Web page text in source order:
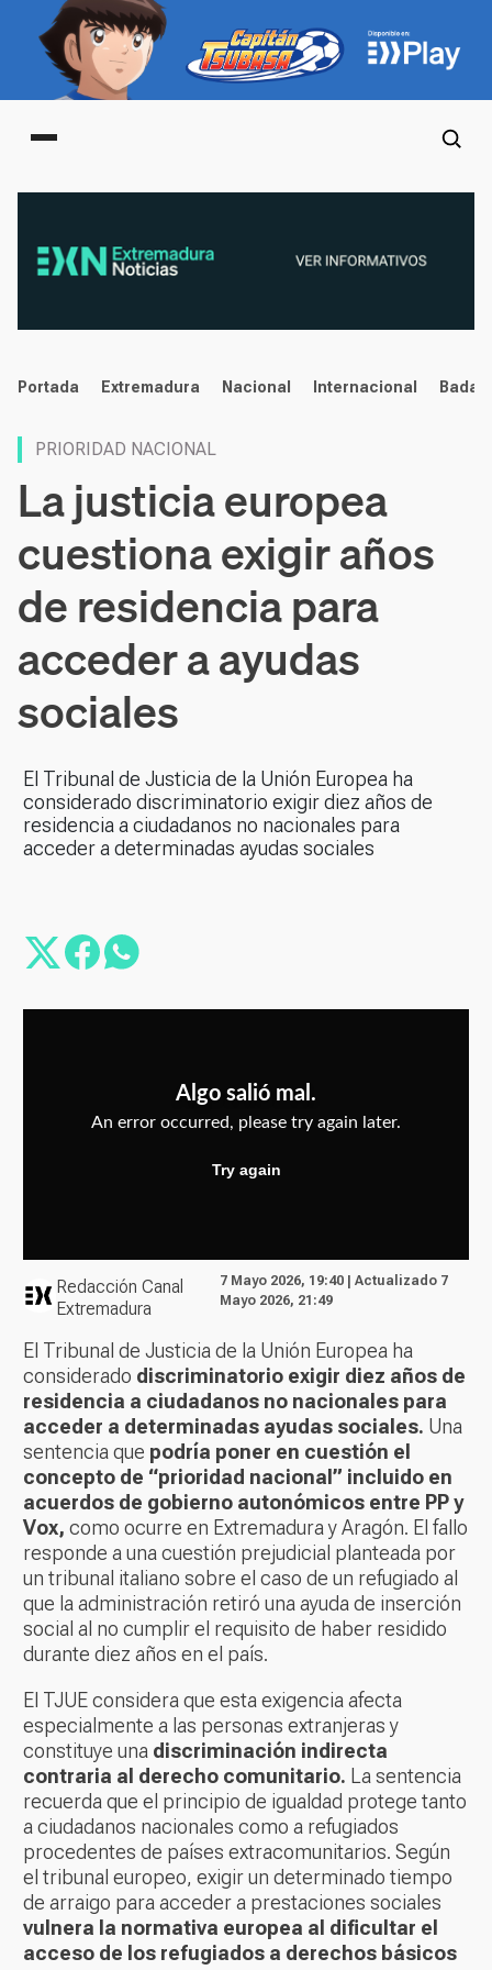
Main menu
noticias
Portada Extremadura Nacional Internacional
PRIORIDAD NACIONAL
La justicia europea
cuestiona exigir años
de residencia para
acceder a ayudas
sociales
El Tribunal de Justicia de la Unión Europea ha
considerado discriminatorio exigir diez años de
residencia a ciudadanos no nacionales para
acceder a determinadas ayudas sociales
Redacción Canal
Extremadura
7 Mayo 2026, 19:40 | Actualizado 7
Mayo 2026, 21:49
El Tribunal de Justicia de la Unión Europea ha
considerado discriminatorio exigir diez años de
residencia a ciudadanos no nacionales para
acceder a determinadas ayudas sociales. Una
sentencia que podría poner en cuestión el
concepto de “prioridad nacional” incluido en
acuerdos de gobierno autonómicos entre PP y
Vox, como ocurre en Extremadura y Aragón. El fallo
responde a una cuestión prejudicial planteada por
un tribunal italiano sobre el caso de un refugiado al
que la administración retiró una ayuda de inserción
social al no cumplir el requisito de haber residido
durante diez años en el país.
El TJUE considera que esta exigencia afecta
especialmente a las personas extranjeras y
constituye una discriminación indirecta
contraria al derecho comunitario. La sentencia
recuerda que el principio de igualdad protege tanto
a ciudadanos nacionales como a refugiados
procedentes de países extracomunitarios. Según
el tribunal europeo, exigir un determinado tiempo
de arraigo para acceder a prestaciones sociales
vulnera la normativa europea al dificultar el
acceso de los refugiados a derechos básicos